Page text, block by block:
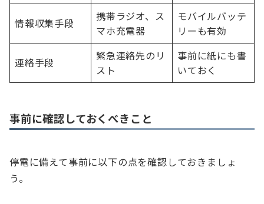
情報収集手段
携帯ラジオ、ス
マホ充電器
モバイルバッテ
リーも有効
連絡手段
緊急連絡先のリ
スト
事前に紙にも書
いておく
事前に確認しておくべきこと
停電に備えて事前に以下の点を確認しておきましょ
う。